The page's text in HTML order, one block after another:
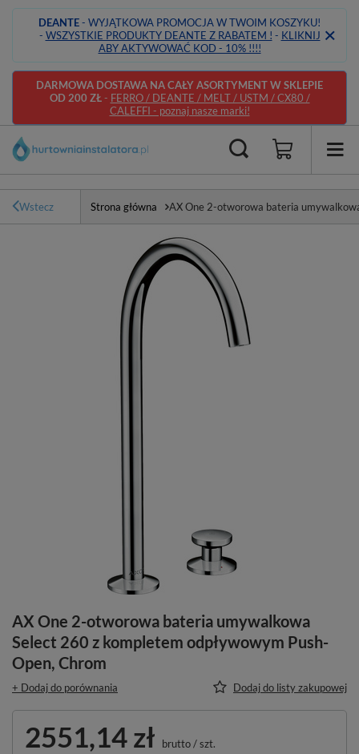
DEANTE- WYJĄTKOWA PROMOCJA W TWOIM KOSZYKU!
- WSZYSTKIE PRODUKTY DEANTE Z RABATEM ! - KLIKNIJ
ABY AKTYWOWAĆ KOD - 10% !!!!
DARMOWA DOSTAWA NA CAŁY ASORTYMENT W SKLEPIE
OD 200 ZŁ- FERRO / DEANTE / MELT / USTM / CX80 /
CALEFFI - poznaj nasze marki!
Wstecz Strona główna AX One 2-otworowa bateria
AX One 2-otworowa bateria umywalkowa
Select 260 z kompletem odpływowym Push-
Open, Chrom
+ Dodaj do porównania Dodaj do listy zakupowej
2551,14 zł brutto/szt.